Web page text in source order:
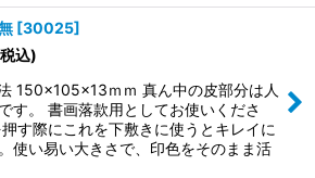
[30025]
込)
150×105×13ｍｍ 真ん中の皮部分は人
す。 書画落款用としてお使いくださ
す際にこれを下敷きに使うとキレイに
使い易い大きさで、印色をそのまま活